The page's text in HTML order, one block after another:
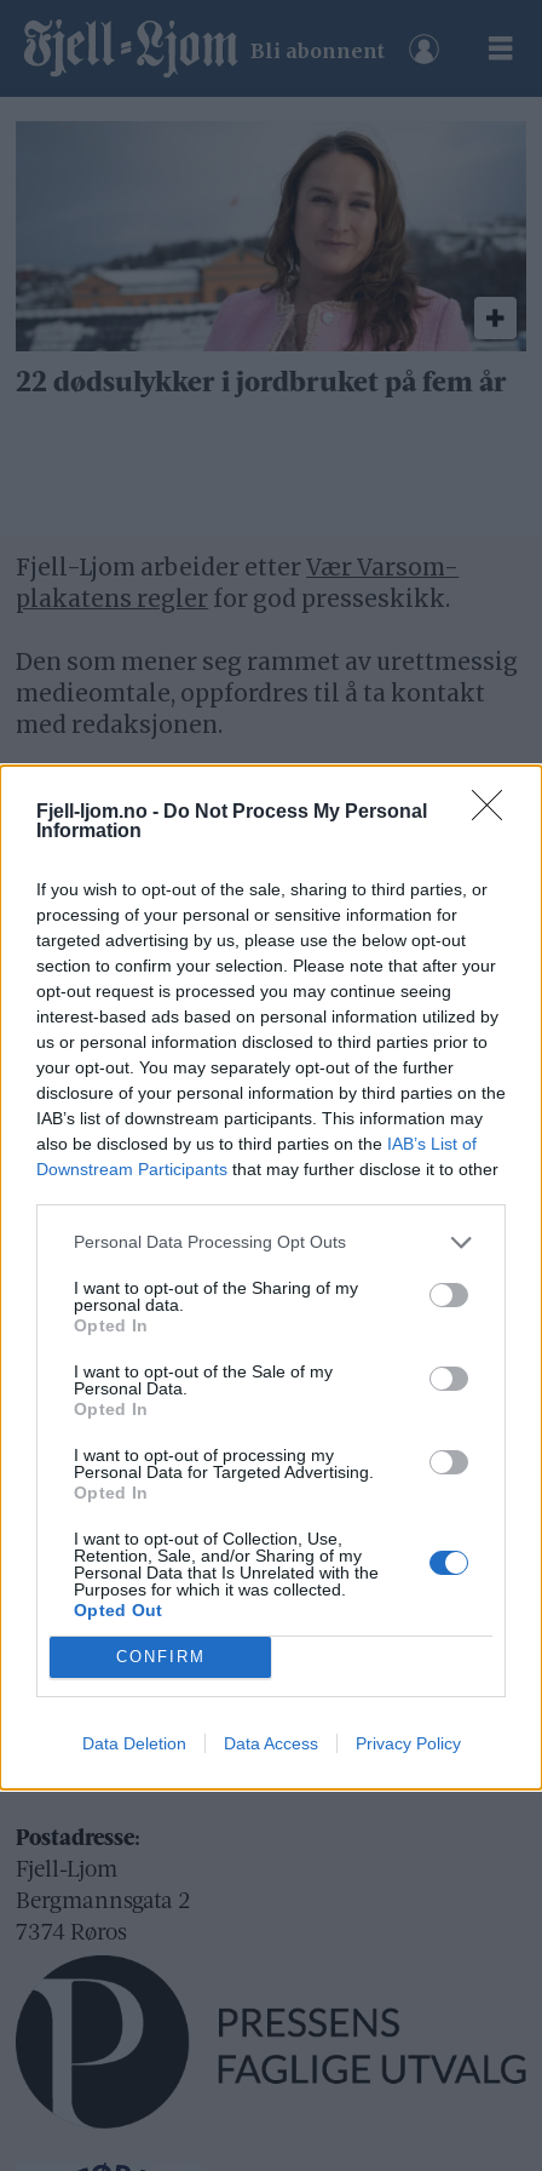
Fjell-ljom.no - Do Not Process My Personal
Information
If you wish to opt-out of the sale, sharing to third parties, or
processing of your personal or sensitive information for
targeted advertising by us, please use the below opt-out
section to confirm your selection. Please note that after your
opt-out request is processed you may continue seeing
interest-based ads based on personal information utilized by
us or personal information disclosed to third parties prior to
your opt-out. You may separately opt-out of the further
disclosure of your personal information by third parties on the
IAB’s list of downstream participants. This information may
also be disclosed by us to third parties on the IAB’s List of
Downstream Participants that may further disclose it to other
Personal Data Processing Opt Outs
I want to opt-out of the Sharing of my
personal data.
Opted In
I want to opt-out of the Sale of my
Personal Data.
Opted In
I want to opt-out of processing my
Personal Data for Targeted Advertising.
Opted In
I want to opt-out of Collection, Use,
Retention, Sale, and/or Sharing of my
Personal Data that Is Unrelated with the
Purposes for which it was collected.
Opted Out
CONFIRM
Data Deletion Data Access Privacy Policy
Bli abonnent
Tag:
22 dødsulykker i jordbruket på fem år
Fjell-Ljom arbeider etterVær Varsom-
plakatens regler for god presseskikk.
Den som mener seg rammet av urettmessig
medieomtale, oppfordres til å ta kontakt
med redaksjonen.
klageorgan som behandler klager mot
For informasjon om klageadgang, se:
www.presse.no
Fjell-Ljom har ikke ansvar for innhold på
eksterne nettsider som det lenkes til.
Det er ikke tillatt å kopiere fra siden eller
legge ut skjermdump av artikler.
Avisa er medlem i Landslaget for
lokalaviser (
LLA
Ansvarlig redaktør og daglig leder:
Liv Maren Mæhre Vold
Ekspedisjon:
Tlf: 72 40 65 90
E-post:annonse@fjell-ljom.no
E-post:abonnement@fjell-ljom.no
Utgiver:
Fjell-Ljom AS
Besøksadresse:
Bergmannsgata 2
Postadresse:
Fjell-Ljom
Bergmannsgata 2
7374 Røros